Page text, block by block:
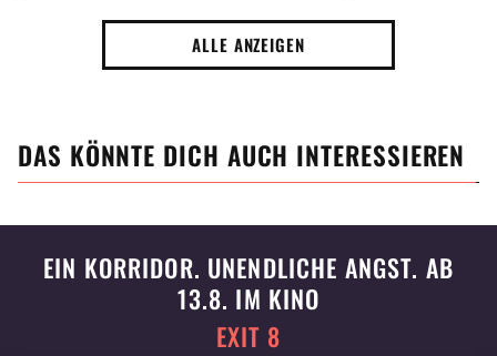
ALLE ANZEIGEN
DAS KÖNNTE DICH AUCH INTERESSIEREN
EIN KORRIDOR. UNENDLICHE ANGST. AB
13.8. IM KINO
EXIT 8